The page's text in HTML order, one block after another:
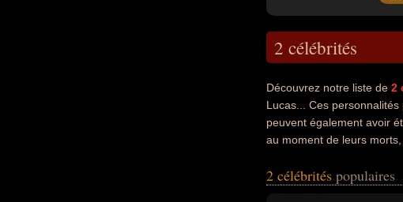
2 célébrités
Découvrez notre liste de 2
Lucas... Ces
peuvent également avoir
au moment de leurs
2 célébrités populaires